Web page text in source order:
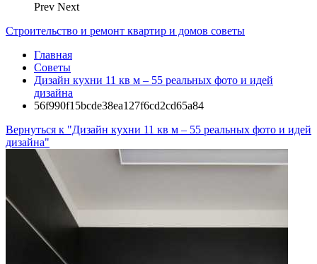
Prev Next
Строительство и ремонт квартир и домов советы
Главная
Советы
Дизайн кухни 11 кв м – 55 реальных фото и идей
дизайна
56f990f15bcde38ea127f6cd2cd65a84
Вернуться к "Дизайн кухни 11 кв м – 55 реальных фото и идей
дизайна"